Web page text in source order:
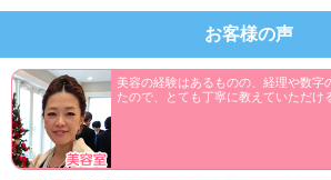
お客様の声
美容の経験はあるものの、経理や数字
たので、とても丁寧に教えていただけ